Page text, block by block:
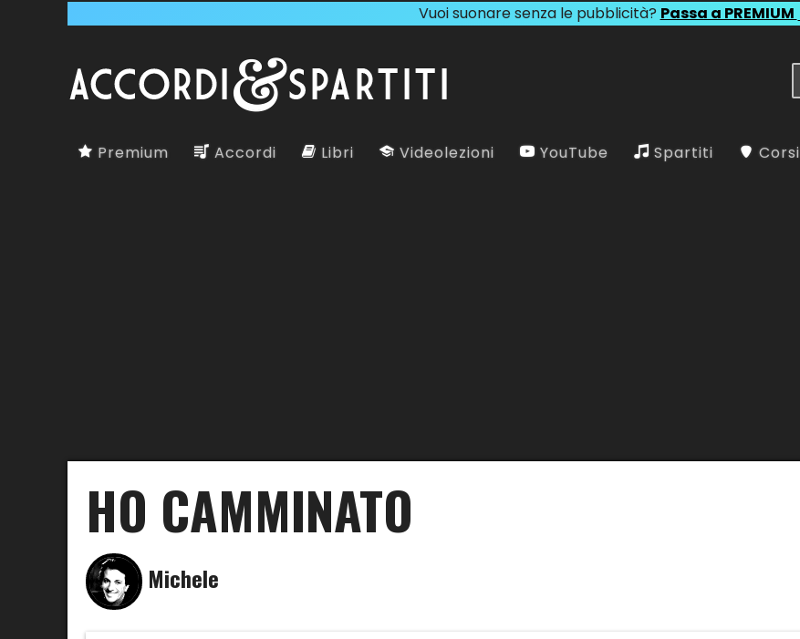
Vuoi suonare senza le pubblicità? Passa a PREMIUM
Premium Accordi Libri Videolezioni YouTube Spartiti Corsi
HO CAMMINATO
Michele